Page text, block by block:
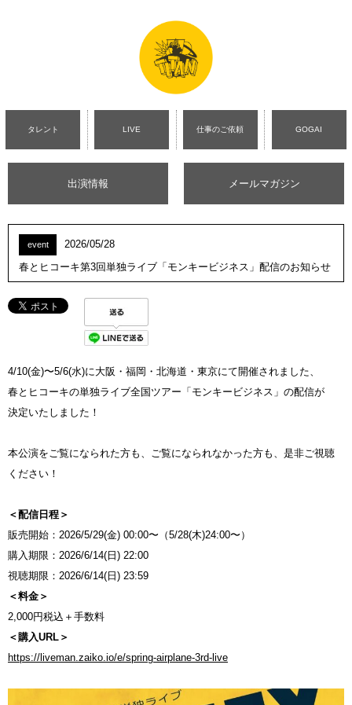
タレント LIVE 仕事のご依頼 GOGAI
出演情報 メールマガジン
event
2026/05/28
春とヒコーキ第3回単独ライブ「モンキービジネス」配信のお知らせ
4/10(金)〜5/6(水)に大阪・福岡・北海道・東京にて開催されました、
春とヒコーキの単独ライブ全国ツアー「モンキービジネス」の配信が
決定いたしました！
本公演をご覧になられた方も、ご覧になられなかった方も、是非ご視聴
ください！
＜配信日程＞
販売開始：2026/5/29(金) 00:00〜（5/28(木)24:00〜）
購入期限：2026/6/14(日) 22:00
視聴期限：2026/6/14(日) 23:59
＜料金＞
2,000円税込＋手数料
＜購入URL＞
https://liveman.zaiko.io/e/spring-airplane-3rd-live